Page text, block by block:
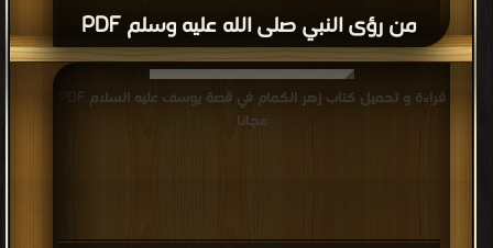
من رؤى النبي صلى الله عليه وسلم PDF
قراءة و تحميل كتاب زهر الكمام في قصة يوسف عليه السلام PDF
مجانا